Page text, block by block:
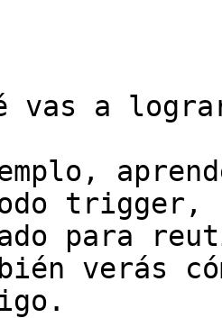
vas a
trigger,
para
verás